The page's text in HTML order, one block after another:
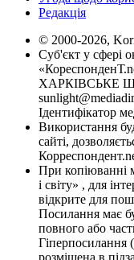
Редакція
© 2000-2026,
Суб'єкт у сфері
ХАРКІВСЬКЕ
Ідентифікатор
Використання
сайті,
При копіюванні
і світу» , для
відкрите для
Посилання має
повного або
Гіперпосилання